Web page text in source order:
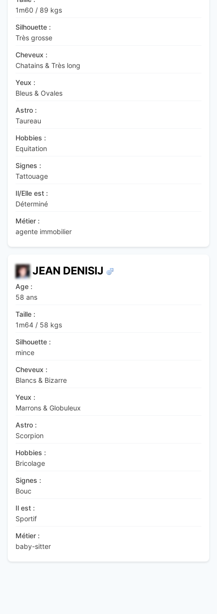
1m60 / 89 kgs
Silhouette :
Très grosse
Cheveux :
Chatains & Très long
Yeux :
Bleus & Ovales
Astro :
Taureau
Hobbies :
Equitation
Signes :
Tattouage
Il/Elle est :
Déterminé
Métier :
agente immobilier
JEAN DENISIJ
Age :
58 ans
Taille :
1m64 / 58 kgs
Silhouette :
mince
Cheveux :
Blancs & Bizarre
Yeux :
Marrons & Globuleux
Astro :
Scorpion
Hobbies :
Bricolage
Signes :
Bouc
Il est :
Sportif
Métier :
baby-sitter